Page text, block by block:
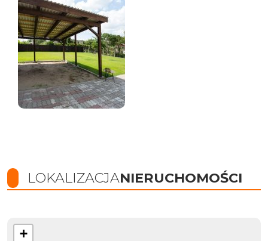
LOKALIZACJANIERUCHOMOŚCI
+